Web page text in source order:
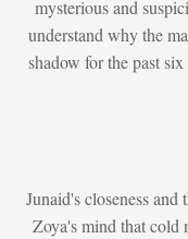
mysterious and
understand why the
shadow for the past
Junaid's closeness
Zoya's mind that cold